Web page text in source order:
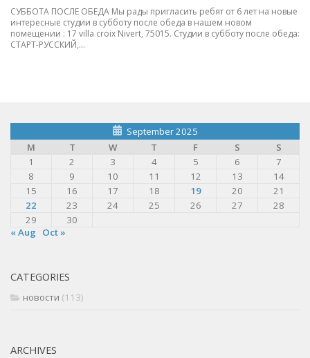
СУББОТА ПОСЛЕ ОБЕДА Мы рады пригласить ребят от 6 лет на новые
интересные студии в субботу после обеда в нашем новом
помещении : 17 villa croix Nivert, 75015. Студии в субботу после обеда:
СТАРТ-РУССКИЙ,...
September 2025
M
T W T F S
S
1
2 3 4 5 6
7
8
9 10 11 12 13
14
15
16 17 18 19 20
21
22
23 24 25 26 27
28
29
30
« Aug
Oct »
CATEGORIES
новости (113)
ARCHIVES